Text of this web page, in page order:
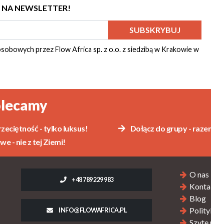
NA NEWSLETTER!
przez Flow Africa sp. z o.o. z siedzibą w Krakowie w
- tylko luksus!
Dołącz do grupy -
- nie z tej Ziemi!
+48 789 229 983
INFO@FLOWAFRICA.PL
O nas
Blog